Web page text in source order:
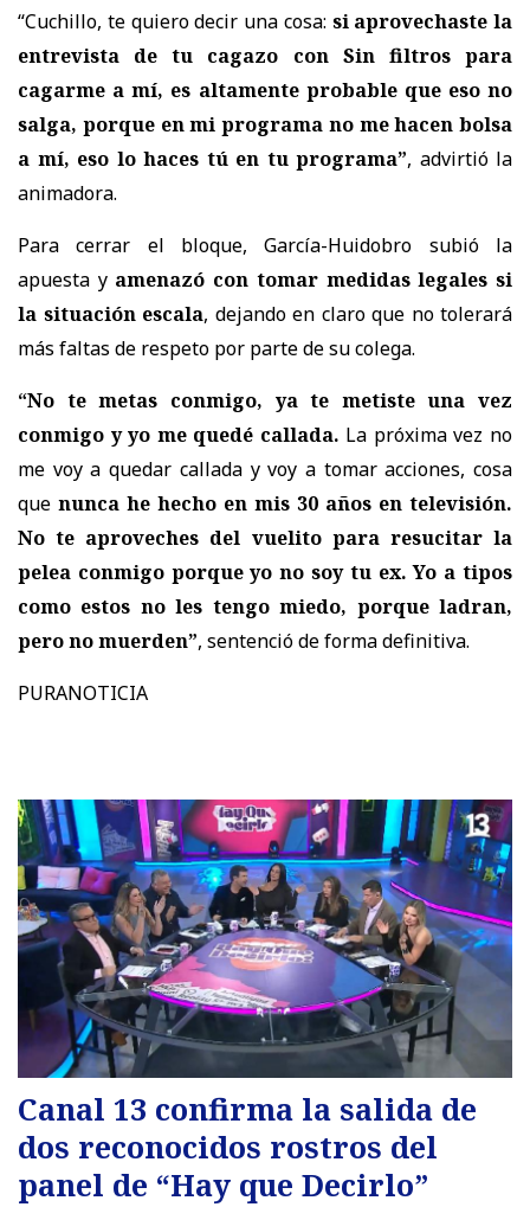
“Cuchillo, te quiero decir una cosa: si aprovechaste la
entrevista de tu cagazo con Sin filtros para
cagarme a mí, es altamente probable que eso no
salga, porque en mi programa no me hacen bolsa
a mí, eso lo haces tú en tu programa”, advirtió la
animadora.
Para cerrar el bloque, García-Huidobro subió la
apuesta y amenazó con tomar medidas legales si
la situación escala, dejando en claro que no tolerará
más faltas de respeto por parte de su colega.
“No te metas conmigo, ya te metiste una vez
conmigo y yo me quedé callada. La próxima vez no
me voy a quedar callada y voy a tomar acciones, cosa
que nunca he hecho en mis 30 años en televisión.
No te aproveches del vuelito para resucitar la
pelea conmigo porque yo no soy tu ex. Yo a tipos
como estos no les tengo miedo, porque ladran,
pero no muerden”, sentenció de forma definitiva.
PURANOTICIA
Canal 13 confirma la salida de
dos reconocidos rostros del
panel de “Hay que Decirlo”